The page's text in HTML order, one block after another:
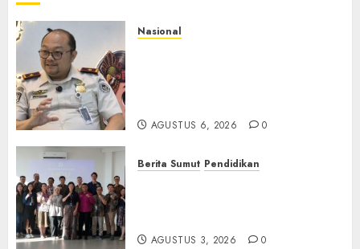
Nasional
AGUSTUS 6, 2026 0
Berita Sumut Pendidikan
AGUSTUS 3, 2026 0